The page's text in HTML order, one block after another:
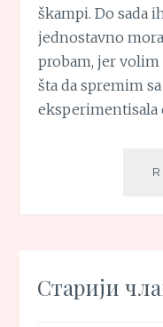
škampi. Do sada
jednostavno
probam, jer volim
šta da spremim
eksperimentisala
Кретање
Старији